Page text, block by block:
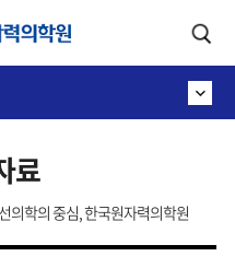
료
의학의 중심, 한국원자력의학원